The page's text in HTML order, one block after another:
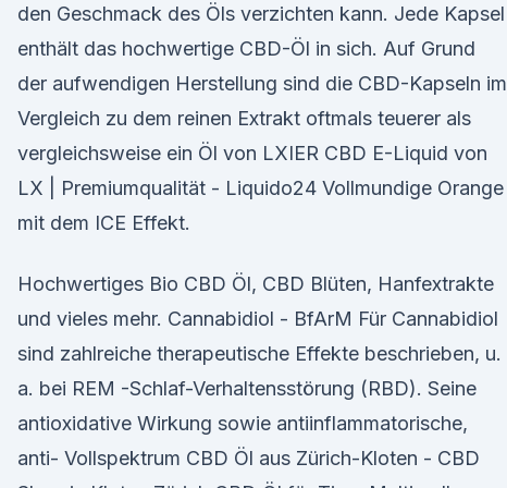
den Geschmack des Öls verzichten kann. Jede Kapsel
enthält das hochwertige CBD-Öl in sich. Auf Grund
der aufwendigen Herstellung sind die CBD-Kapseln im
Vergleich zu dem reinen Extrakt oftmals teuerer als
vergleichsweise ein Öl von LXIER CBD E-Liquid von
LX | Premiumqualität - Liquido24 Vollmundige Orange
mit dem ICE Effekt.
Hochwertiges Bio CBD Öl, CBD Blüten, Hanfextrakte
und vieles mehr. Cannabidiol - BfArM Für Cannabidiol
sind zahlreiche therapeutische Effekte beschrieben, u.
a. bei REM -Schlaf-Verhaltensstörung (RBD). Seine
antioxidative Wirkung sowie antiinflammatorische,
anti- Vollspektrum CBD Öl aus Zürich-Kloten - CBD